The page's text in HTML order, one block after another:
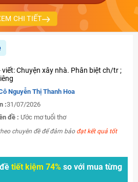
CHI TIẾT
viết: Chuyện xây nhà. Phân biệt ch/tr ;
Nguyễn Thị Thanh Hoa
:31/07/2026
đề : Ước mơ tuổi thơ
chuyên đề để đảm bảo đạt kết quả tốt
tiết kiệm 74% so với mua từng